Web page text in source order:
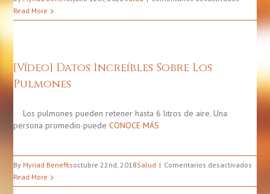
Efectos
Read More
[Vídeo] Datos Increíbles Sobre Los
Pulmones
Los pulmones pueden retener hasta 6 litros de aire. Una
persona promedio puedeCONOCE MÁS
By Myriad Benefitsoctubre 22nd, 2018Salud Comentarios desactivados
Read More